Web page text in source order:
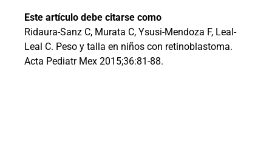
Este artículo debe citarse como
Ridaura-Sanz C, Murata C, Ysusi-Mendoza F, Leal-
Leal C. Peso y talla en niños con retinoblastoma.
Acta Pediatr Mex 2015;36:81-88.